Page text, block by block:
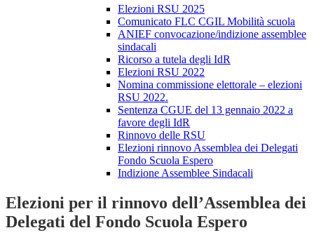
Elezioni RSU 2025
Comunicato FLC CGIL Mobilità scuola
ANIEF convocazione/indizione assemblee
sindacali
Ricorso a tutela degli IdR
Elezioni RSU 2022
Nomina commissione elettorale – elezioni
RSU 2022.
Sentenza CGUE del 13 gennaio 2022 a
favore degli IdR
Rinnovo delle RSU
Elezioni rinnovo Assemblea dei Delegati
Fondo Scuola Espero
Indizione Assemblee Sindacali
Elezioni per il rinnovo dell’Assemblea dei
Delegati del Fondo Scuola Espero